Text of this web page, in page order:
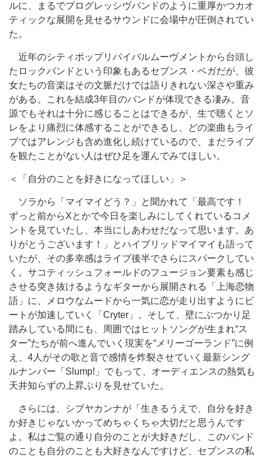
ルに、まるでプログレッシヴバンドのように重厚かつカオ
ティックな展開を見せるサウンドに会場中が圧倒されてい
た。
近年のシティポップリバイバルムーヴメントから台頭し
たロックバンドという印象もあるセブンス・ベガだが、彼
女たちの音楽はその文脈だけでは語りきれない深さや重み
がある。これを結成3年目のバンドが体現できる凄み。音
源でもそれは十分に感じることはできるが、生で聴くとソ
レをより痛烈に体感することができるし、どの楽曲もライ
ブではアレンジも含め進化し続けているので、まだライブ
を観たことがない人はぜひ足を運んでみてほしい。
＜「自分のことを好きになってほしい」＞
ソラから「マイマイどう？」と聞かれて「最高です！
ずっと前からXとかで今日を楽しみにしてくれているコメ
ントを見ていたし、本当にしあわせだなって思います。あ
りがとうございます！」とハイブリッドマイマイも語って
いたが、その多幸感はライブ後半でさらにスパークしてい
く。サコティッシュフォールドのフュージョン要素も感じ
させる突き抜けるようなギターから展開される「上海恋物
語」に、メロウなムードから一気に恋が走り出すようにビ
ートが加速していく「Cryter」。そして、壁にぶつかり足
踏みしている間にも、周囲ではヒットソングが生まれ“ス
ター”たちが前へ進んでいく現実を“メリーゴーランド”に例
え、4人がその歌と音で感情を炸裂させていく最新シング
ルナンバー「Slump!」でもって、オーディエンスの熱気も
天井知らずの上昇ぶりを見せていた。
さらには、シブヤカンナが「生きるうえで、自分を好き
か好きじゃないかってめちゃくちゃ大切だと思うんです
よ。私はご覧の通り自分のことが大好きだし、このバンド
のことも自分のことも大好きなんですけど、セブンスの私